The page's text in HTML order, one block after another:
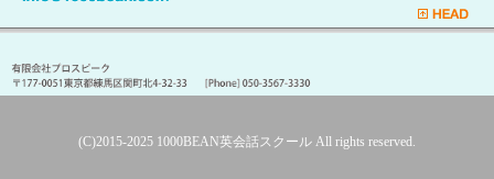
(C)2015-2025 1000BEAN英会話スクール All rights reserved.